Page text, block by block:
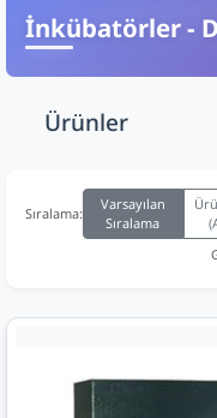
İnkübatörler -
Ürünler
Sıralama:
Varsayılan
Sıralama